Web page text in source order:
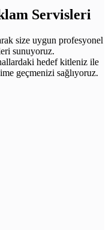
Servisleri
size uygun profesyonel
sunuyoruz.
hedef kitleniz ile
geçmenizi sağlıyoruz.